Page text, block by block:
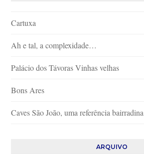
Cartuxa
Ah e tal, a complexidade…
Palácio dos Távoras Vinhas velhas
Bons Ares
Caves São João, uma referência bairradina
ARQUIVO